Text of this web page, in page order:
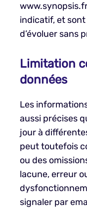
indicatif, et
d’évoluer sans
Limitation
données
Les
aussi précises
jour à
peut toutefois
ou des
lacune, erreur
signaler par